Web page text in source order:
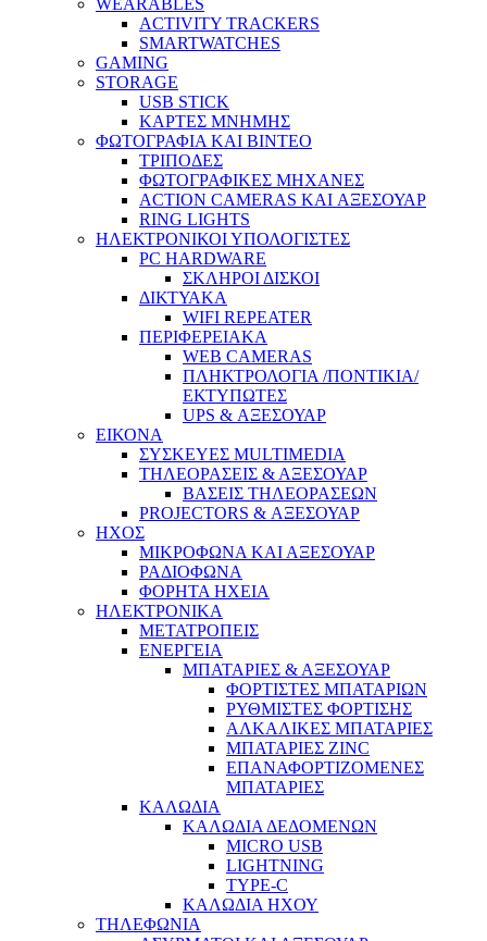
WEARABLES
ACTIVITY TRACKERS
SMARTWATCHES
GAMING
STORAGE
USB STICK
ΚΑΡΤΕΣ ΜΝΗΜΗΣ
ΦΩΤΟΓΡΑΦΙΑ ΚΑΙ ΒΙΝΤΕΟ
ΤΡΙΠΟΔΕΣ
ΦΩΤΟΓΡΑΦΙΚΕΣ ΜΗΧΑΝΕΣ
ACTION CAMERAS KAI ΑΞΕΣΟΥΑΡ
RING LIGHTS
ΗΛΕΚΤΡΟΝΙΚΟΙ ΥΠΟΛΟΓΙΣΤΕΣ
PC HARDWARE
ΣΚΛΗΡΟΙ ΔΙΣΚΟΙ
ΔΙΚΤΥΑΚΑ
WIFI REPEATER
ΠΕΡΙΦΕΡΕΙΑΚΑ
WEB CAMERAS
ΠΛΗΚΤΡΟΛΟΓΙΑ /ΠΟΝΤΙΚΙΑ/
ΕΚΤΥΠΩΤΕΣ
UPS & ΑΞΕΣΟΥΑΡ
ΕΙΚΟΝΑ
ΣΥΣΚΕΥΕΣ MULTIMEDIA
ΤΗΛΕΟΡΑΣΕΙΣ & ΑΞΕΣΟΥΑΡ
ΒΑΣΕΙΣ ΤΗΛΕΟΡΑΣΕΩΝ
PROJECTORS & ΑΞΕΣΟΥΑΡ
ΗΧΟΣ
ΜΙΚΡΟΦΩΝΑ ΚΑΙ ΑΞΕΣΟΥΑΡ
ΡΑΔΙΟΦΩΝΑ
ΦΟΡΗΤΑ ΗΧΕΙΑ
ΗΛΕΚΤΡΟΝΙΚΑ
ΜΕΤΑΤΡΟΠΕΙΣ
ΕΝΕΡΓΕΙΑ
ΜΠΑΤΑΡΙΕΣ & ΑΞΕΣΟΥΑΡ
ΦΟΡΤΙΣΤΕΣ ΜΠΑΤΑΡΙΩΝ
ΡΥΘΜΙΣΤΕΣ ΦΟΡΤΙΣΗΣ
ΑΛΚΑΛΙΚΕΣ ΜΠΑΤΑΡΙΕΣ
ΜΠΑΤΑΡΙΕΣ ZINC
ΕΠΑΝΑΦΟΡΤΙΖΟΜΕΝΕΣ
ΜΠΑΤΑΡΙΕΣ
ΚΑΛΩΔΙΑ
ΚΑΛΩΔΙΑ ΔΕΔΟΜΕΝΩΝ
MICRO USB
LIGHTNING
TYPE-C
ΚΑΛΩΔΙΑ ΗΧΟΥ
ΤΗΛΕΦΩΝΙΑ